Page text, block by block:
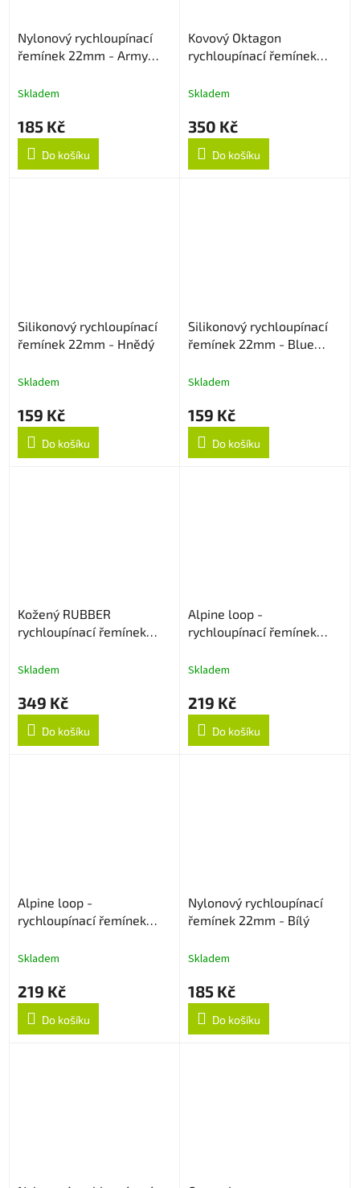
Nylonový rychloupínací
řemínek 22mm - Army
Skladem
185 Kč
Do košíku
Kovový Oktagon
rychloupínací řemínek
Skladem
350 Kč
Do košíku
Silikonový rychloupínací
řemínek 22mm - Hnědý
Skladem
159 Kč
Do košíku
Silikonový rychloupínací
řemínek 22mm - Blue
Skladem
159 Kč
Do košíku
Kožený RUBBER
rychloupínací řemínek
Skladem
349 Kč
Do košíku
Alpine loop -
rychloupínací řemínek
Skladem
219 Kč
Do košíku
Alpine loop -
rychloupínací řemínek
Skladem
219 Kč
Do košíku
Nylonový rychloupínací
řemínek 22mm - Bílý
Skladem
185 Kč
Do košíku